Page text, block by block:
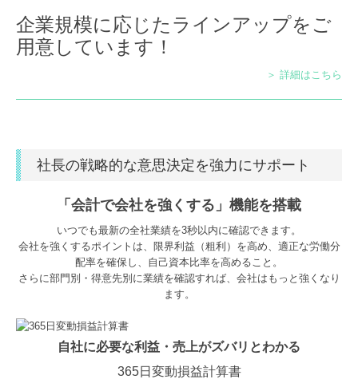
企業規模に応じたラインアップをご
⽤意しています！
＞ 詳細はこちら
社長の戦略的な意思決定を強力にサポート
「会計で会社を強くする」機能を搭載
いつでも最新の全社業績を3秒以内に確認できます。
会社を強くするポイントは、限界利益（粗利）を高め、適正な労働分
配率を確保し、自己資本比率を高めること。
さらに部門別・得意先別に業績を確認すれば、会社はもっと強くなり
ます。
自社に必要な利益・売上がズバリとわかる
365日変動損益計算書